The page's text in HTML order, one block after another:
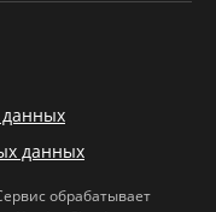
данных
данных
обрабатывает